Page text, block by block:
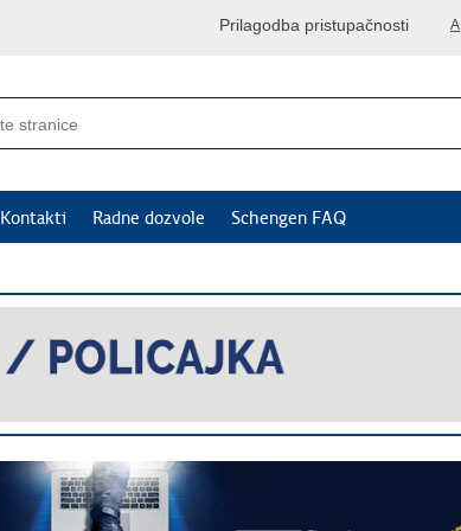
A
Prilagodba pristupačnosti
Kontakti Radne dozvole Schengen FAQ